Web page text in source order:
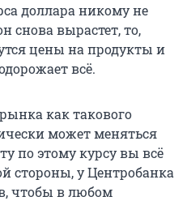
доллара никому не
снова вырастет, то,
цены на продукты и
всё.
как такового
может меняться
по этому курсу вы всё
стороны, у Центробанка
чтобы в любом